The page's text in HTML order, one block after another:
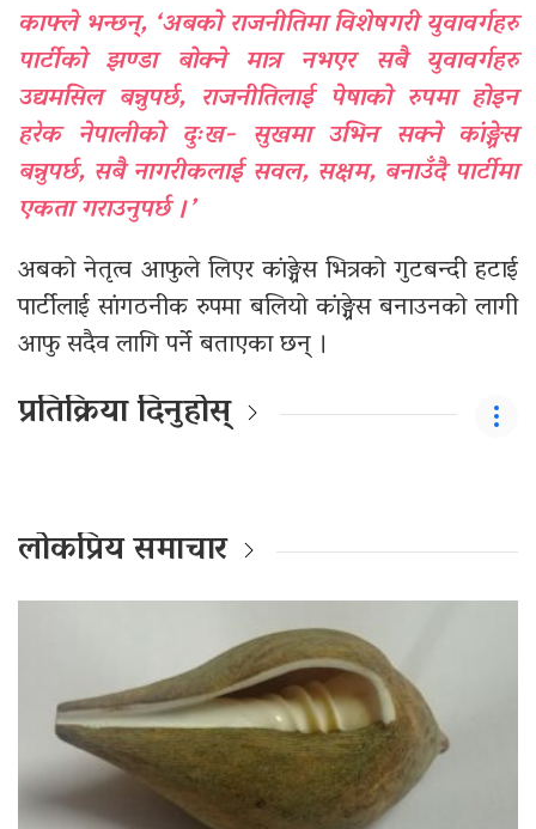
काफ्ले भन्छन्, ‘अबको राजनीतिमा विशेषगरी युवावर्गहरु
पार्टीको झण्डा बोक्ने मात्र नभएर सबै युवावर्गहरु
उद्यमसिल बन्नुपर्छ, राजनीतिलाई पेषाको रुपमा होइन
हरेक नेपालीको दुःख- सुखमा उभिन सक्ने कांङ्ग्रेस
बन्नुपर्छ, सबै नागरीकलाई सवल, सक्षम, बनाउँदै पार्टीमा
एकता गराउनुपर्छ ।’
अबको नेतृत्व आफुले लिएर कांङ्ग्रेस भित्रको गुटबन्दी हटाई
पार्टीलाई सांगठनीक रुपमा बलियो कांङ्ग्रेस बनाउनको लागी
आफु सदैव लागि पर्ने बताएका छन् ।
प्रतिक्रिया दिनुहोस्
लोकप्रिय समाचार